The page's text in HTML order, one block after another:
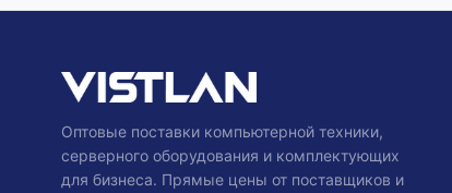
Оптовые поставки компьютерной техники,
серверного оборудования и комплектующих
для бизнеса. Прямые цены от поставщиков и